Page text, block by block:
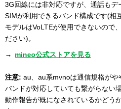
3G回線には非対応ですが、通話もデ
SIMが利用できるバンド構成です(相
モデルはVoLTEが使用できないので
ださい)。
→ mineo公式ストアを見る
注意: au、au系mvnoは通信規格が
バンドが対応していても繋がらない
動作報告が既になされているかどう